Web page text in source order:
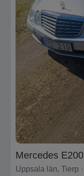
Mercedes E200
Uppsala län, Tierp ·